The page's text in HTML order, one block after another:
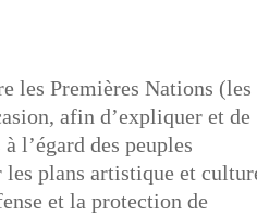
les Premières Nations (les
afin d’expliquer et de
l’égard des peuples
plans artistique et
et la protection de